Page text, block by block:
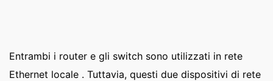
Entrambi i router e gli switch sono utilizzati in rete
Ethernet locale . Tuttavia, questi due dispositivi di rete